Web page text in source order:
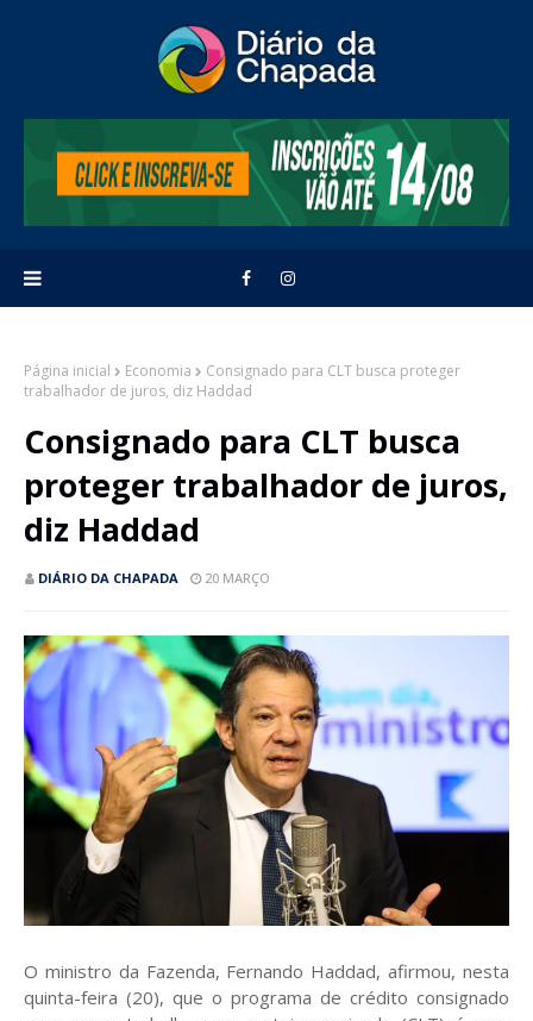
Página inicial Economia
Consignado para CLT busca proteger
trabalhador de juros, diz Haddad
Consignado para CLT busca
proteger trabalhador de juros,
diz Haddad
DIÁRIO DA CHAPADA 20 MARÇO
O ministro da Fazenda, Fernando Haddad, afirmou, nesta
quinta-feira (20), que o programa de crédito consignado